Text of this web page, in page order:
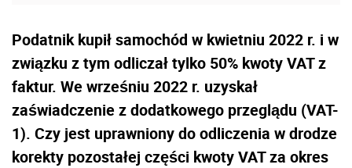
Podatnik kupił samochód w kwietniu 2022 r. i w
związku z tym odliczał tylko 50% kwoty VAT z
faktur. We wrześniu 2022 r. uzyskał
zaświadczenie z dodatkowego przeglądu (VAT-
1). Czy jest uprawniony do odliczenia w drodze
korekty pozostałej części kwoty VAT za okres